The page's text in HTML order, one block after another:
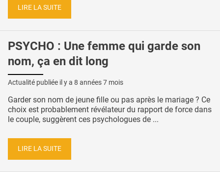
LIRE LA SUITE
PSYCHO : Une femme qui garde son
nom, ça en dit long
Actualité publiée il y a 8 années 7 mois
Garder son nom de jeune fille ou pas après le mariage ? Ce
choix est probablement révélateur du rapport de force dans
le couple, suggèrent ces psychologues de ...
LIRE LA SUITE